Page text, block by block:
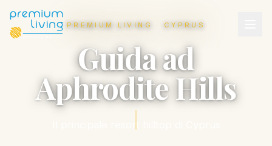
PREMIUM LIVING · CYPRUS
Guida ad
Aphrodite Hills